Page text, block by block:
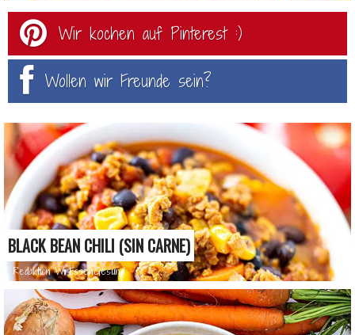
Wir kochen auf Pinterest :)
Wollen wir Freunde sein?
BLACK BEAN CHILI (SIN CARNE)
Redaktion WirEssenGesund